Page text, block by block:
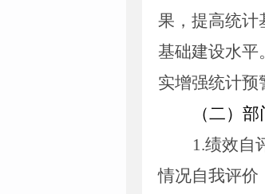
果，提高统计
基础建设水平
实增强统计预
（二）
1.绩效自
情况自我评价